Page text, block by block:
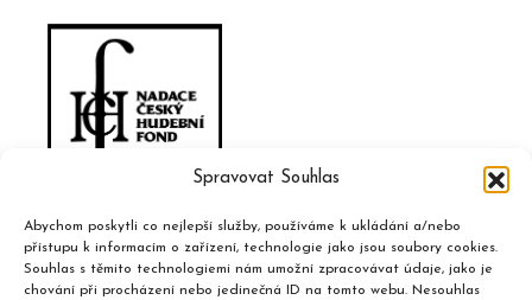
Spravovat Souhlas
Abychom poskytli co nejlepší služby, používáme k ukládání a/nebo
přístupu k informacím o zařízení, technologie jako jsou soubory cookies.
Souhlas s těmito technologiemi nám umožní zpracovávat údaje, jako je
chování při procházení nebo jedinečná ID na tomto webu. Nesouhlas